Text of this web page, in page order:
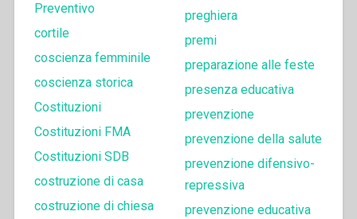
Preventivo
cortile
coscienza femminile
coscienza storica
Costituzioni
Costituzioni FMA
Costituzioni SDB
costruzione di casa
costruzione di chiesa
preghiera
premi
preparazione alle feste
presenza educativa
prevenzione
prevenzione della salute
prevenzione difensivo-
repressiva
prevenzione educativa